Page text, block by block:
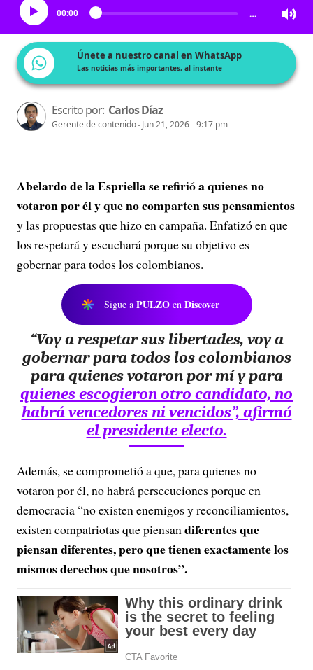
00:00 …
Únete a nuestro canal en WhatsApp
Las noticias más importantes, al instante
Escrito por: Carlos Díaz
Gerente de contenido Jun 21, 2026 - 9:17 pm
Abelardo de la Espriella se refirió a quienes no
votaron por él y que no comparten sus pensamientos
y las propuestas que hizo en campaña. Enfatizó en que
los respetará y escuchará porque su objetivo es
gobernar para todos los colombianos.
Sigue a PULZO en Discover
“Voy a respetar sus libertades, voy a
gobernar para todos los colombianos
para quienes votaronpor mí y para
quienes escogieron otro candidato, no
habrá vencedores ni vencidos”, afirmó
el presidente electo.
Además, se comprometió a que, para quienes no
votaron por él, no habrá persecuciones porque en
democracia “no existen enemigos y reconciliamientos,
existen compatriotas que piensandiferentes que
piensan diferentes, pero que tienen exactamente los
mismos derechos que nosotros”.